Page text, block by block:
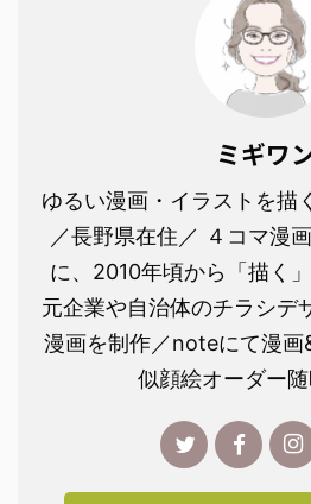
ミギワ
ゆるい漫画・イラストを描
／長野県在住／ ４コマ漫
に、2010年頃から「描く
元企業や自治体のチラシデ
漫画を制作／noteにて漫画
似顔絵オーダー